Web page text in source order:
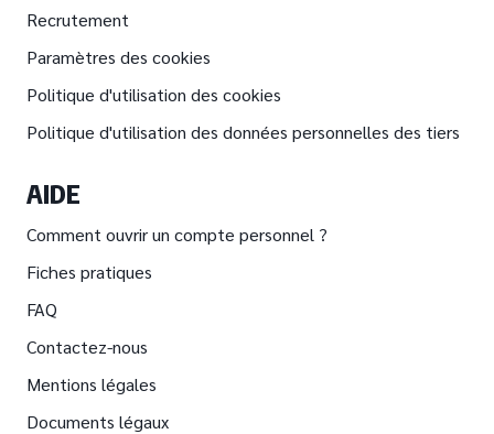
Recrutement
Paramètres des cookies
Politique d'utilisation des cookies
Politique d'utilisation des données personnelles des tiers
AIDE
Comment ouvrir un compte personnel ?
Fiches pratiques
FAQ
Contactez-nous
Mentions légales
Documents légaux